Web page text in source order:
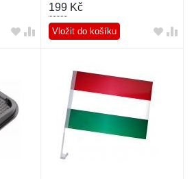
199Kč
Vložit do košíku